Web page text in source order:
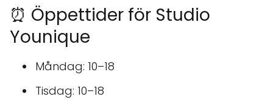
⏰ Öppettider för Studio
Younique
Måndag: 10–18
Tisdag: 10–18